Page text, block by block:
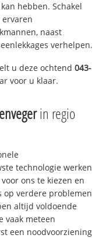
hebben. Schakel
naast
verhelpen.
u deze ochtend043-
voor u klaar.
in regio
technologie werken
ons te kiezen en
op verdere problemen
altijd voldoende
vaak meteen
een noodvoorziening